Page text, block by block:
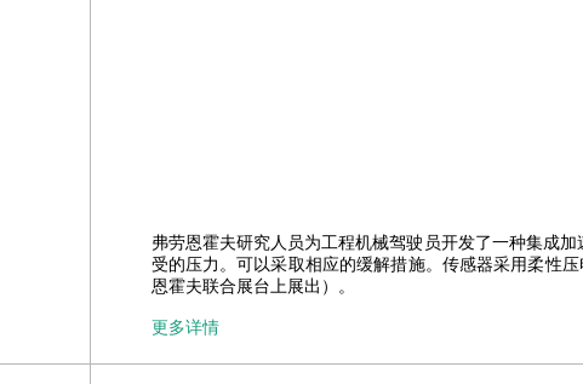
弗劳恩霍夫研究人员为工程机械驾驶员开发了一种集成
受的压力。可以采取相应的缓解措施。传感器采用柔性
恩霍夫联合展台上展出）。
更多详情